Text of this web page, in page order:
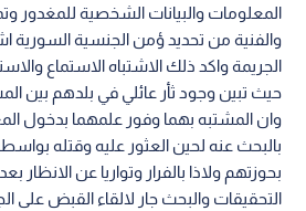
المعلومات والبيانات الشخصية للمغدور
والفنية من تحديد ؤمن الجنسية السورية
الجريمة واكد ذلك الاشتباه الاستماع
حيث تبين وجود ثأر عائلي في بلدهم بين
وان المشتبه بهما وفور علمهما بدخول
بالبحث عنه لحين العثور عليه وقتله
بحوزتهم ولاذا بالفرار وتواريا عن الانظار
التحقيقات والبحث جار لالقاء القبض على